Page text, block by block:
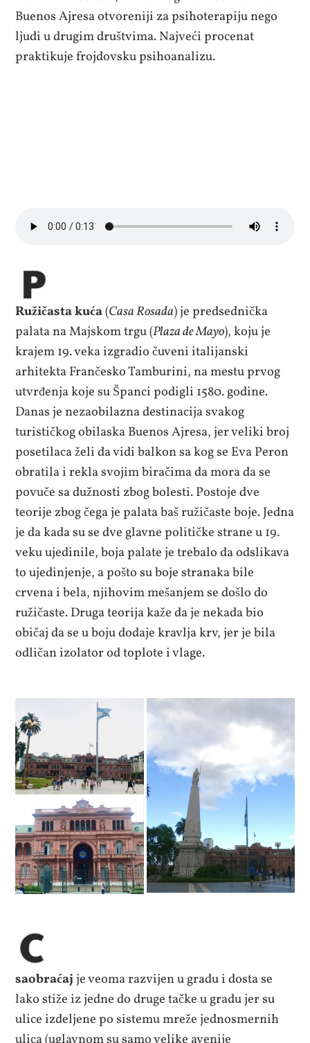
Buenos Ajresa otvoreniji za psihoterapiju nego
ljudi u drugim društvima. Najveći procenat
praktikuje frojdovsku psihoanalizu.
Ružičasta kuća(Casa Rosada) je predsednička
palata na Majskom trgu (Plaza de Mayo), koju je
krajem 19. veka izgradio čuveni italijanski
arhitekta Frančesko Tamburini, na mestu prvog
utvrđenja koje su Španci podigli 1580. godine.
Danas je nezaobilazna destinacija svakog
turističkog obilaska Buenos Ajresa, jer veliki broj
posetilaca želi da vidi balkon sa kog se Eva Peron
obratila i rekla svojim biračima da mora da se
povuče sa dužnosti zbog bolesti. Postoje dve
teorije zbog čega je palata baš ružičaste boje. Jedna
je da kada su se dve glavne političke strane u 19.
veku ujedinile, boja palate je trebalo da odslikava
to ujedinjenje, a pošto su boje stranaka bile
crvena i bela, njihovim mešanjem se došlo do
ružičaste. Druga teorija kaže da je nekada bio
običaj da se u boju dodaje kravlja krv, jer je bila
odličan izolator od toplote i vlage.
saobraćajje veoma razvijen u gradu i dosta se
lako stiže iz jedne do druge tačke u gradu jer su
ulice izdeljene po sistemu mreže jednosmernih